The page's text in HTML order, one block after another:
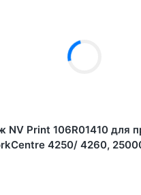
NV Print 106R01410 для
4250/ 4260,